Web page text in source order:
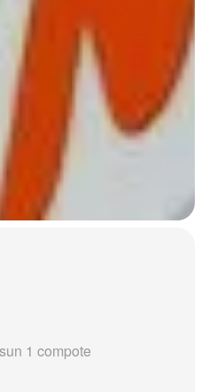
1 compote